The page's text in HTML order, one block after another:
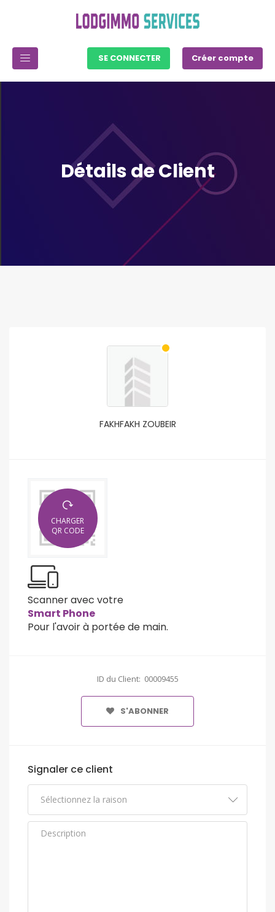
SE CONNECTER Créer compte
Détails de Client
FAKHFAKH ZOUBEIR
CHARGER
QR CODE
Scanner avec votre
Smart Phone
Pour l'avoir à portée de main.
ID du Client: 00009455
S'ABONNER
Signaler ce client